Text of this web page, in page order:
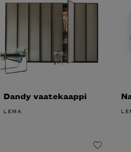
Dandy vaatekaappi
LEMA